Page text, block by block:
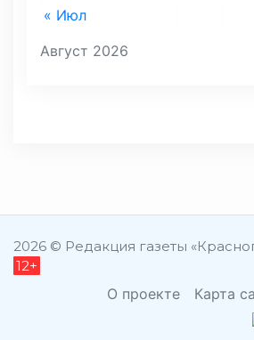
Август 2026
« Июл
2026 © Редакция газеты
12+
О проекте Карта